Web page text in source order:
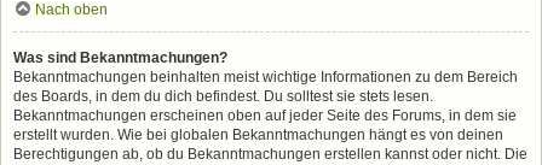
Nach oben
Was sind Bekanntmachungen?
Bekanntmachungen beinhalten meist wichtige Informationen zu dem Bereich
des Boards, in dem du dich befindest. Du solltest sie stets lesen.
Bekanntmachungen erscheinen oben auf jeder Seite des Forums, in dem sie
erstellt wurden. Wie bei globalen Bekanntmachungen hängt es von deinen
Berechtigungen ab, ob du Bekanntmachungen erstellen kannst oder nicht. Die